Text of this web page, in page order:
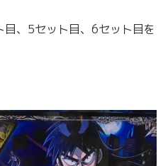
、5セット目、6セット目を